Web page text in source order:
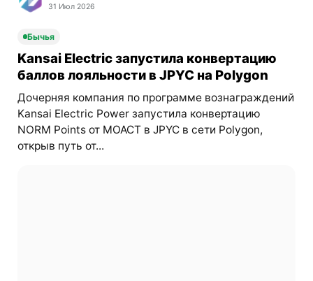
31 Июл 2026
Бычья
Kansai Electric запустила конвертацию
баллов лояльности в JPYC на Polygon
Дочерняя компания по программе вознаграждений
Kansai Electric Power запустила конвертацию
NORM Points от MOACT в JPYC в сети Polygon,
открыв путь от...